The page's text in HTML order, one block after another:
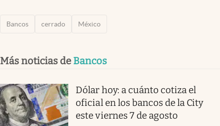
Bancos cerrado México
Más noticias de Bancos
Dólar hoy: a cuánto cotiza el
oficial en los bancos de la City
este viernes 7 de agosto